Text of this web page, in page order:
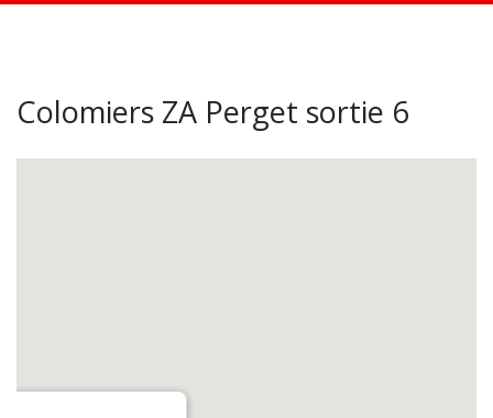
Colomiers ZA Perget sortie 6